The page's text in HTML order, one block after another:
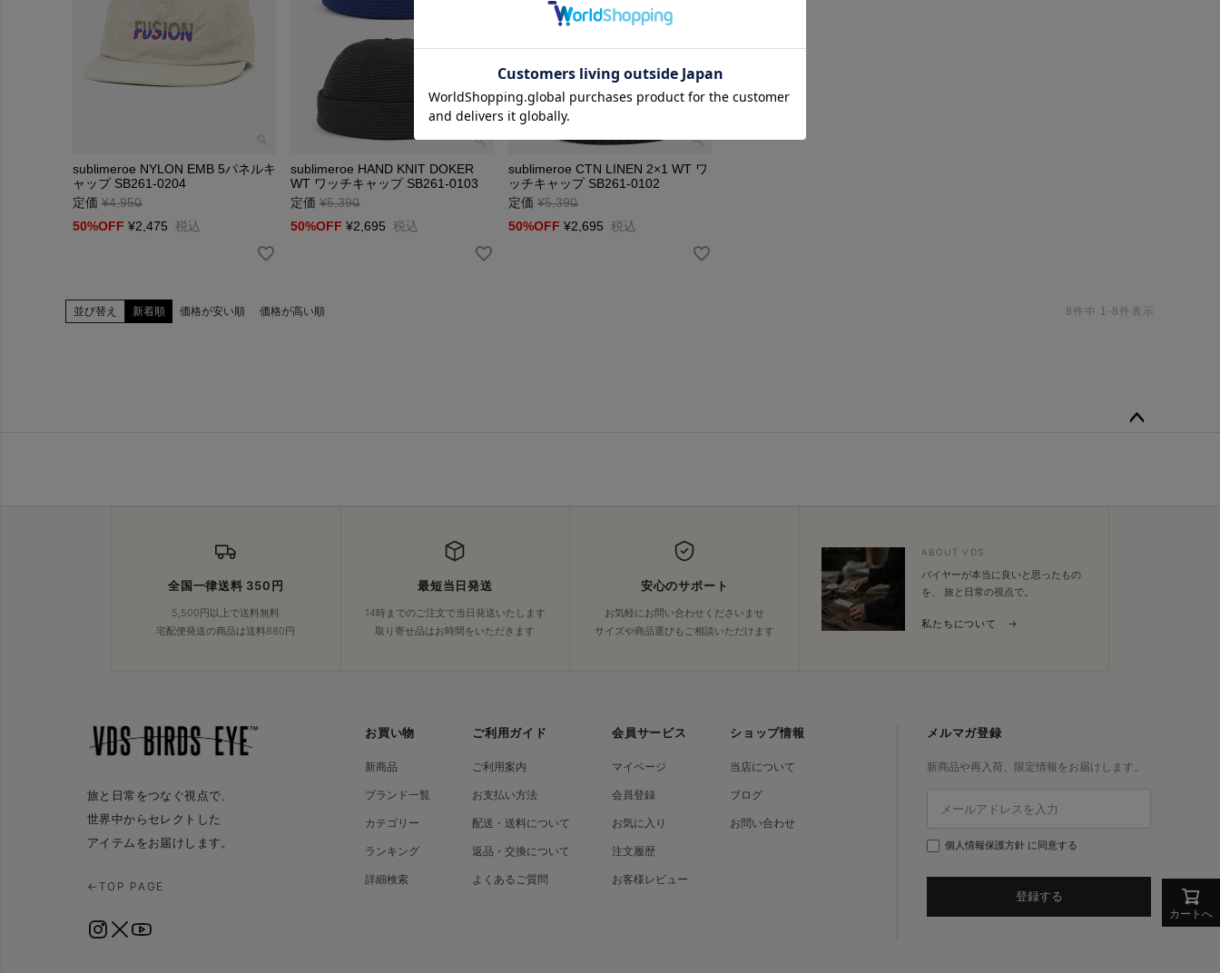
日常から旅まで、
スタイリングにさりげないアクセントを加える
ライフスタイルグッズを提案しています。
sublimeroe NYLON EMB 5パネルキ
ャップ SB261-0204
定価 ¥4,950
→
50%OFF ¥2,475 税込
sublimeroe HAND KNIT DOKER
WT ワッチキャップ SB261-0103
定価 ¥5,390
→
50%OFF ¥2,695 税込
sublimeroe CTN LINEN 2×1 WT ワ
ッチキャップ SB261-0102
定価 ¥5,390
→
50%OFF ¥2,695 税込
並び替え 新着順 価格が安い順 価格が高い順 8件中 1 - 8件表示
カートへ
全国一律送料 350円
5,500円以上で送料無料
宅配便発送の商品は送料880円
最短当日発送
14時までのご注文で当日発送いたします
取り寄せ品はお時間をいただきます
安心のサポート
お気軽にお問い合わせくださいませ
サイズや商品選びもご相談いただけます
ABOUT VDS
バイヤーが本当に良いと思ったもの
を、 旅と日常の視点で。
私たちについて →
旅と日常をつなぐ視点で、
世界中からセレクトした
アイテムをお届けします。
← TOP PAGE
お買い物
新商品
ブランド一覧
カテゴリー
ランキング
詳細検索
ご利用ガイド
ご利用案内
お支払い方法
配送・送料について
返品・交換について
よくあるご質問
会員サービス
マイページ
会員登録
お気に入り
注文履歴
お客様レビュー
ショップ情報
当店について
ブログ
お問い合わせ
メルマガ登録
新商品や再入荷、限定情報をお届けします。
個人情報保護方針 に同意する
登録する